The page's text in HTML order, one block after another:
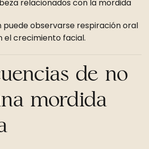
relacionados con la mordida
puede observarse respiración oral
el crecimiento facial.
de no
mordida